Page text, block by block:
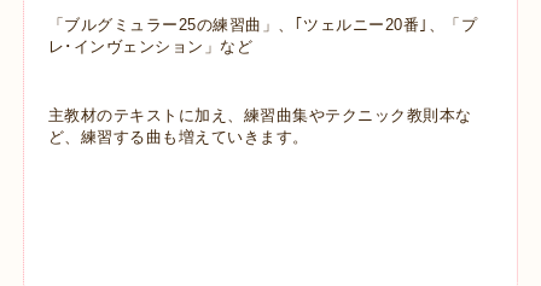
「ブルグミュラー25の練習曲」、｢ツェルニー20番｣、「プ
レ･インヴェンション」など
主教材のテキストに加え、練習曲集やテクニック教則本な
ど、練習する曲も増えていきます。